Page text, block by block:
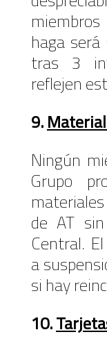
haga
tras 3
reflejen
9.
Ningún
Grupo
de AT
Central.
a
si hay
10.